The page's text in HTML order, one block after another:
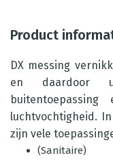
Product
DX messing
en daardoor
luchtvochtigheid.
zijn vele
(Sanitaire)